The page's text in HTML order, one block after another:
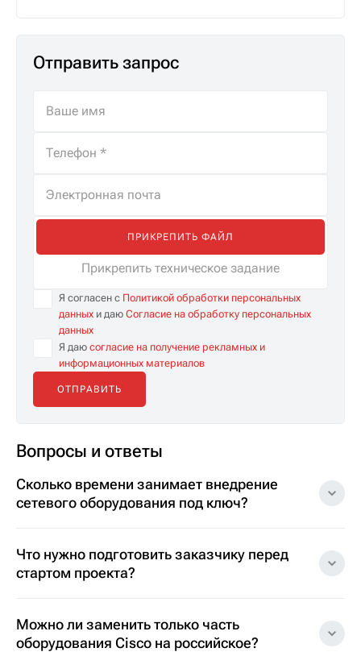
Отправить запрос
ПРИКРЕПИТЬ ФАЙЛ
Прикрепить техническое задание
Я согласен с Политикой обработки персональных
данных и даю Согласие на обработку персональных
данных
Я даю согласие на получение рекламных и
информационных материалов
Вопросы и ответы
Сколько времени занимает внедрение
сетевого оборудования под ключ?
Что нужно подготовить заказчику перед
стартом проекта?
Можно ли заменить только часть
оборудования Cisco на российское?